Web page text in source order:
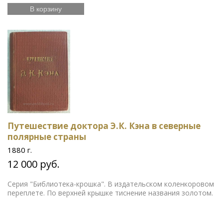
В корзину
Путешествие доктора Э.К. Кэна в северные
полярные страны
1880 г.
12 000 руб.
Серия "Библиотека-крошка". В издательском коленкоровом
переплете. По верхней крышке тиснение названия золотом.